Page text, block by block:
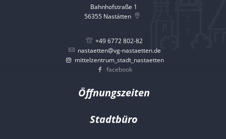
Bahnhofstraße 1
56355 Nastätten
+49 6772 802-82
nastaetten@vg-nastaetten.de
mittelzentrum_stadt_nastaetten
facebook
Öffnungszeiten
Stadtbüro